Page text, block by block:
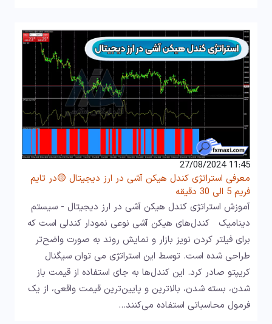
11:45 27/08/2024
معرفی استراتژی کندل هیکن آشی در ارز دیجیتال 🟡در تایم
فریم 5 الی 30 دقیقه
آموزش استراتژی کندل هیکن آشی در ارز دیجیتال - سیستم
دینامیک کندل‌های هیکن آشی نوعی نمودار کندلی است که
برای فیلتر کردن نویز بازار و نمایش روند به صورت واضح‌تر
طراحی شده است. توسط این استراتژی می توان سیگنال
کریپتو صادر کرد. این کندل‌ها به جای استفاده از قیمت باز
شدن، بسته شدن، بالاترین و پایین‌ترین قیمت واقعی، از یک
فرمول محاسباتی استفاده می‌کنند…